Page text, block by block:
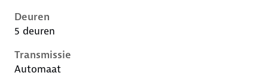
Deuren
5 deuren
Transmissie
Automaat